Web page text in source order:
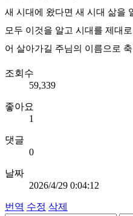
새 시대에 왔다면 새 시대 삶을
모두 이것을 알고 시대를 제대
어 살아가길 주님의 이름으로
조회수
59,339
좋아요
1
댓글
0
날짜
2026/4/29 0:04:12
번역 수정 삭제